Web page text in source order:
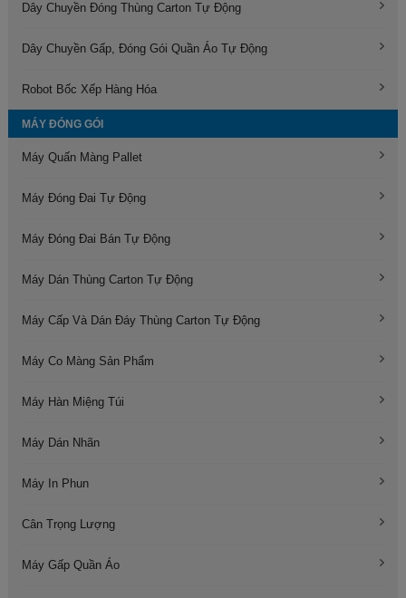
biến dạng cần thay thế.
Dây Chuyền Đóng Thùng Carton Tự Động
Dây Chuyền Gấp, Đóng Gói Quần Áo Tự Động
Robot Bốc Xếp Hàng Hóa
MÁY ĐÓNG GÓI
Máy Quấn Màng Pallet
Máy Đóng Đai Tự Động
Máy Đóng Đai Bán Tự Động
Máy Dán Thùng Carton Tự Động
Máy Cấp Và Dán Đáy Thùng Carton Tự Động
Máy Co Màng Sản Phẩm
Máy Hàn Miệng Túi
Máy Dán Nhãn
Máy In Phun
Cân Trọng Lượng
Máy Gấp Quần Áo